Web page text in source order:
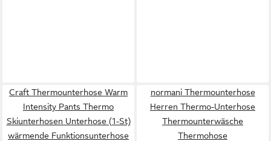
Craft Thermounterhose Warm
Intensity Pants Thermo
Skiunterhosen Unterhose (1-St)
wärmende Funktionsunterhose
normani Thermounterhose
Herren Thermo-Unterhose
Thermounterwäsche
Thermohose